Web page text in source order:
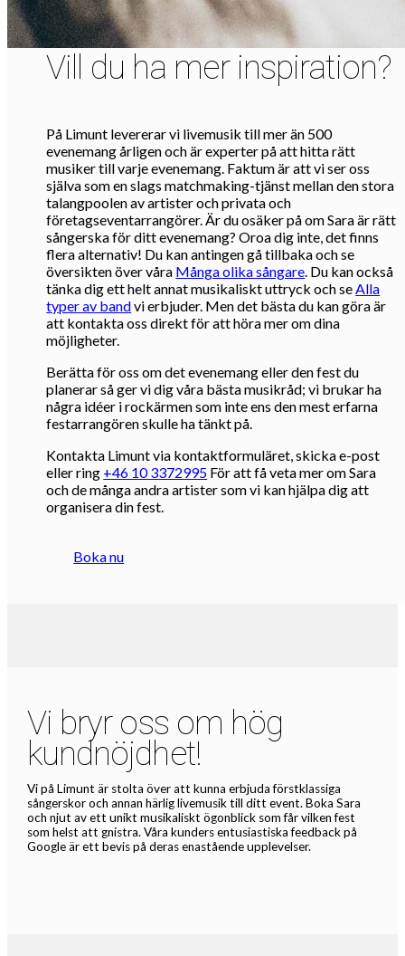
Vill du ha mer inspiration?
På Limunt levererar vi livemusik till mer än 500
evenemang årligen och är experter på att hitta rätt
musiker till varje evenemang. Faktum är att vi ser oss
själva som en slags matchmaking-tjänst mellan den stora
talangpoolen av artister och privata och
företagseventarrangörer. Är du osäker på om Sara är rätt
sångerska för ditt evenemang? Oroa dig inte, det finns
flera alternativ! Du kan antingen gå tillbaka och se
översikten över våra Många olika sångare. Du kan också
tänka dig ett helt annat musikaliskt uttryck och seAlla
typer av bandvi erbjuder. Men det bästa du kan göra är
att kontakta oss direkt för att höra mer om dina
möjligheter.
Berätta för oss om det evenemang eller den fest du
planerar så ger vi dig våra bästa musikråd; vi brukar ha
några idéer i rockärmen som inte ens den mest erfarna
festarrangören skulle ha tänkt på.
Kontakta Limunt via kontaktformuläret, skicka e-post
eller ring +46 10 3372995 För att få veta mer om Sara
och de många andra artister som vi kan hjälpa dig att
organisera din fest.
Boka nu
Vi bryr oss om hög
kundnöjdhet!
Vi på Limunt är stolta över att kunna erbjuda förstklassiga
sångerskor och annan härlig livemusik till ditt event. Boka Sara
och njut av ett unikt musikaliskt ögonblick som får vilken fest
som helst att gnistra. Våra kunders entusiastiska feedback på
Google är ett bevis på deras enastående upplevelser.